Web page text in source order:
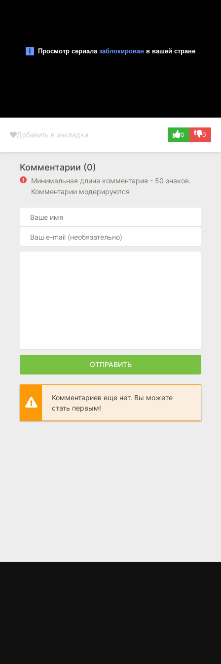
Добавить в закладки 0 0
Комментарии (0)
Минимальная длина комментария - 50 знаков.
Комментарии модерируются
ОТПРАВИТЬ
Комментариев еще нет. Вы можете
стать первым!